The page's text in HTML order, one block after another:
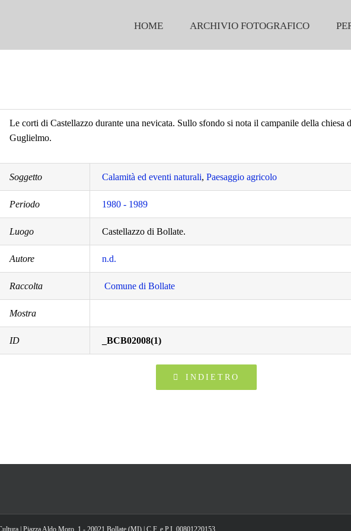
HOME ARCHIVIO FOTOGRAFICO
Le corti di Castellazzo durante una nevicata. Sullo sfondo si nota il campanile della chiesa
Guglielmo.
Soggetto Calamità ed eventi naturali,Paesaggio agricolo
Periodo 1980 - 1989
Luogo Castellazzo di Bollate.
Autore n.d.
Raccolta Comune di Bollate
Mostra
ID _BCB02008(1)
INDIETRO
| Piazza Aldo Moro, 1 - 20021 Bollate (MI) | C.F. e P.I. 00801220153